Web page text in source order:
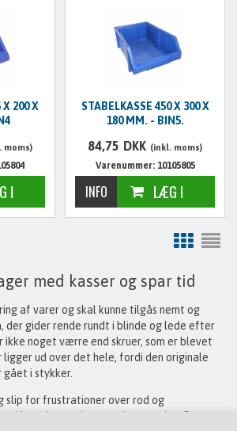
X 200 X
moms)
STABELKASSE 450 X 300 X
180 MM. - BIN5.
84,75 DKK (inkl. moms)
Varenummer: 10105805
med kasser og spar tid
af varer og skal kunne tilgås nemt og
der gider rende rundt i blinde og lede efter
ikke noget værre end skruer, som er blevet
ligger ud over det hele, fordi den originale
gået i stykker.
slip for frustrationer over rod og
lagerkasser i passende størrelse. Det